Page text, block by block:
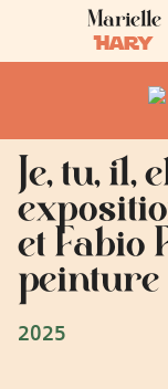
Marielle
Hary
Je, tu, il,
et Fabio
peinture
2025